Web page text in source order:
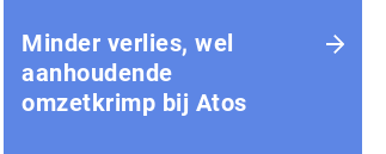
Minder verlies, wel
aanhoudende
omzetkrimp bij Atos